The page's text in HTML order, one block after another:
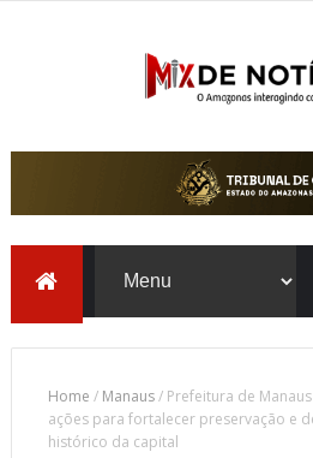
Home / Manaus/ Prefeitura de
ações para fortalecer preservação e
histórico da capital